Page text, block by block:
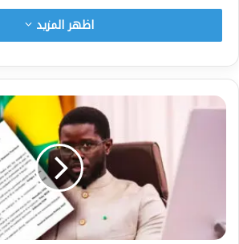
معجب بهذه:
اظهر المزيد